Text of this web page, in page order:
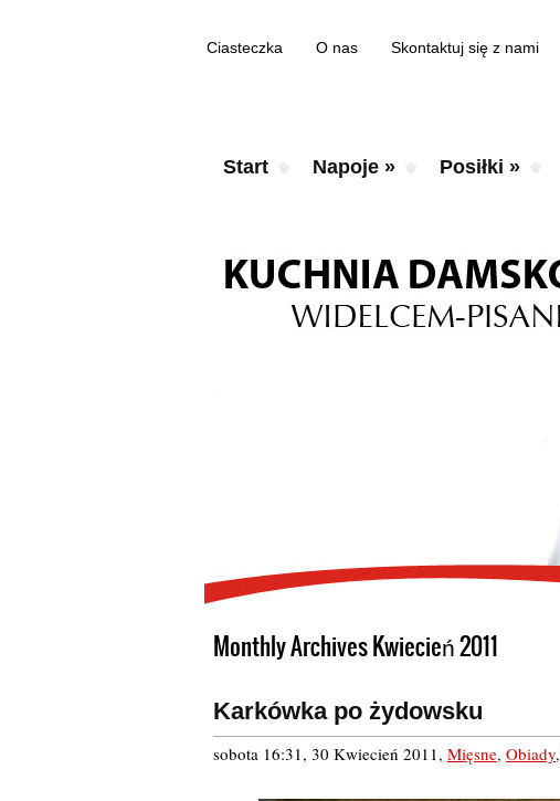
Ciasteczka O nas Skontaktuj się z nami
Start Napoje » Posiłki »
Monthly Archives Kwiecień 2011
Karkówka po żydowsku
sobota 16:31, 30 Kwiecień 2011, Mięsne, Obiady,